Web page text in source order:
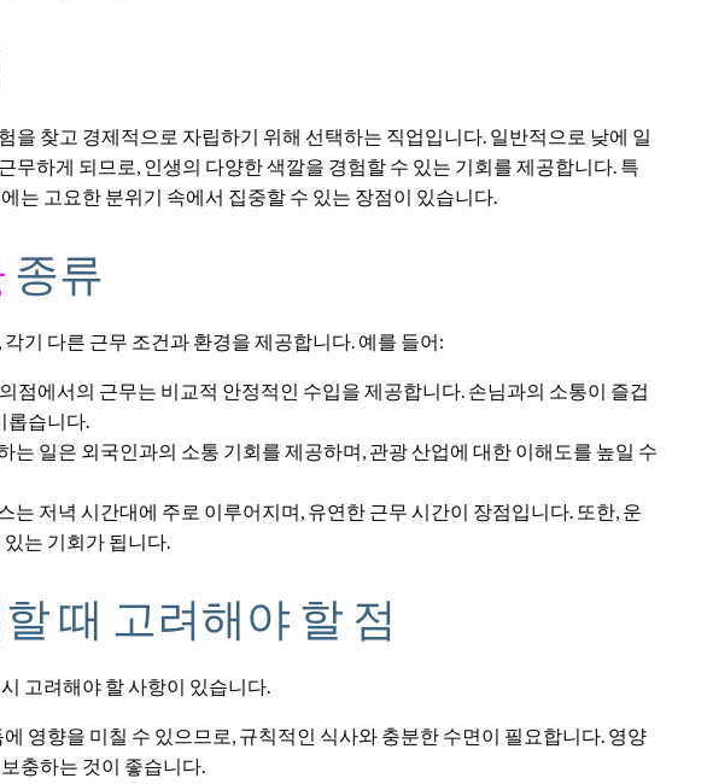
을 찾고 경제적으로 자립하기 위해 선택하는 직업입니다. 일반적으로 낮에 일
무하게 되므로, 인생의 다양한 색깔을 경험할 수 있는 기회를 제공합니다. 특
는 고요한 분위기 속에서 집중할 수 있는 장점이 있습니다.
종류
기 다른 근무 조건과 환경을 제공합니다. 예를 들어:
점에서의 근무는 비교적 안정적인 수입을 제공합니다. 손님과의 소통이 즐겁
롭습니다.
는 일은 외국인과의 소통 기회를 제공하며, 관광 산업에 대한 이해도를 높일 수
는 저녁 시간대에 주로 이루어지며, 유연한 근무 시간이 장점입니다. 또한, 운
는 기회가 됩니다.
때 고려해야 할 점
고려해야 할 사항이 있습니다.
영향을 미칠 수 있으므로, 규칙적인 식사와 충분한 수면이 필요합니다. 영양
충하는 것이 좋습니다.